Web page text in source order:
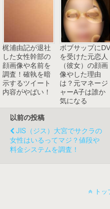
梶浦由記が退社
した女性幹部の
顔画像や名前を
調査！確執を暗
示するツイート
内容がやばい！
ボブサップにDV
を受けた元恋人
（彼女）の顔画
像やした理由
は？元マネージ
ャーA子は誰か
気になる
以前の投稿
JIS（ジス）大宮でサクラの
女性はいるってマジ？値段や
料金システムを調査！
トッ